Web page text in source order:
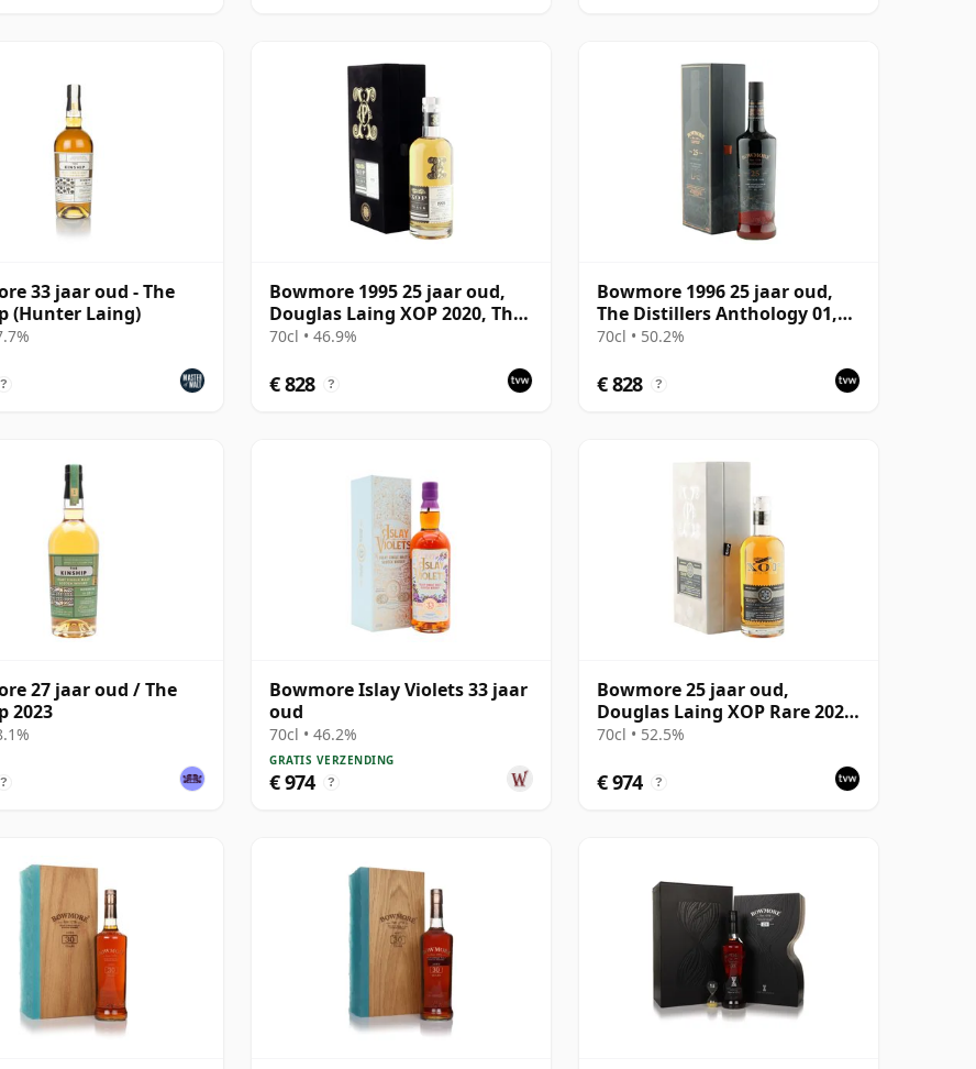
33 jaar oud - The
(Hunter Laing)
?
Bowmore 1995 25 jaar oud,
Douglas Laing XOP 2020, The
Black Series
70cl • 46.9%
€ 828 ?
Bowmore 1996 25 jaar oud,
The Distillers Anthology 01,
2022 Bottling with
70cl • 50.2%
€ 828 ?
27 jaar oud / The
2023
?
Bowmore Islay Violets 33 jaar
oud
70cl • 46.2%
GRATIS VERZENDING
€ 974 ?
Bowmore 25 jaar oud,
Douglas Laing XOP Rare 2022,
Cask 15624
70cl • 52.5%
€ 974 ?